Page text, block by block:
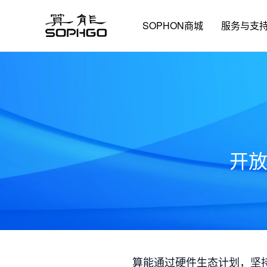
SOPHON商城 服务与支
开
算能通过硬件生态计划，坚